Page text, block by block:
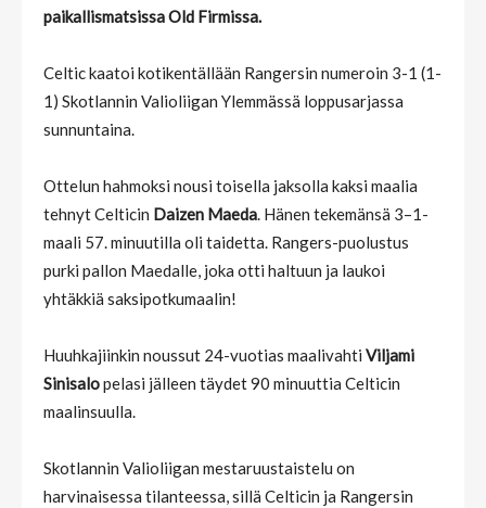
paikallismatsissa Old Firmissa.
Celtic kaatoi kotikentällään Rangersin numeroin 3-1 (1-
1) Skotlannin Valioliigan Ylemmässä loppusarjassa
sunnuntaina.
Ottelun hahmoksi nousi toisella jaksolla kaksi maalia
tehnyt Celticin Daizen Maeda. Hänen tekemänsä 3–1-
maali 57. minuutilla oli taidetta. Rangers-puolustus
purki pallon Maedalle, joka otti haltuun ja laukoi
yhtäkkiä saksipotkumaalin!
Huuhkajiinkin noussut 24-vuotias maalivahti Viljami
Sinisalopelasi jälleen täydet 90 minuuttia Celticin
maalinsuulla.
Skotlannin Valioliigan mestaruustaistelu on
harvinaisessa tilanteessa, sillä Celticin ja Rangersin